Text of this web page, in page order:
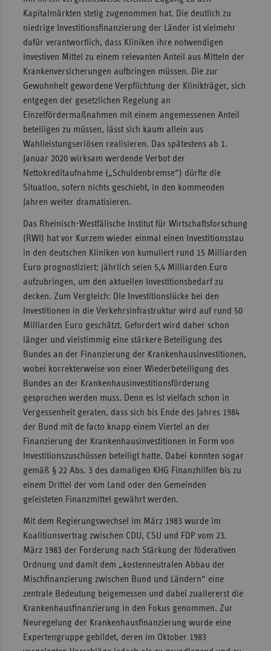
Kapitalmärkten stetig zugenommen hat. Die deutlich zu
niedrige Investitionsfinanzierung der Länder ist vielmehr
dafür verantwortlich, dass Kliniken ihre notwendigen
investiven Mittel zu einem relevanten Anteil aus Mitteln der
Krankenversicherungen aufbringen müssen. Die zur
Gewohnheit gewordene Verpflichtung der Klinikträger, sich
entgegen der gesetzlichen Regelung an
Einzelfördermaßnahmen mit einem angemessenen Anteil
beteiligen zu müssen, lässt sich kaum allein aus
Wahlleistungserlösen realisieren. Das spätestens ab 1.
Januar 2020 wirksam werdende Verbot der
Nettokreditaufnahme („Schuldenbremse“) dürfte die
Situation, sofern nichts geschieht, in den kommenden
Jahren weiter dramatisieren.
Das Rheinisch-Westfälische Institut für Wirtschaftsforschung
(RWI) hat vor Kurzem wieder einmal einen Investitionsstau
in den deutschen Kliniken von kumuliert rund 15 Milliarden
Euro prognostiziert; jährlich seien 5,4 Milliarden Euro
aufzubringen, um den aktuellen Investitionsbedarf zu
decken. Zum Vergleich: Die Investitionslücke bei den
Investitionen in die Verkehrsinfrastruktur wird auf rund 50
Milliarden Euro geschätzt. Gefordert wird daher schon
länger und vielstimmig eine stärkere Beteiligung des
Bundes an der Finanzierung der Krankenhausinvestitionen,
wobei korrekterweise von einer Wiederbeteiligung des
Bundes an der Krankenhausinvestitionsförderung
gesprochen werden muss. Denn es ist vielfach schon in
Vergessenheit geraten, dass sich bis Ende des Jahres 1984
der Bund mit de facto knapp einem Viertel an der
Finanzierung der Krankenhausinvestitionen in Form von
Investitionszuschüssen beteiligt hatte. Dabei konnten sogar
gemäß § 22 Abs. 3 des damaligen KHG Finanzhilfen bis zu
einem Drittel der vom Land oder den Gemeinden
geleisteten Finanzmittel gewährt werden.
Mit dem Regierungswechsel im März 1983 wurde im
Koalitionsvertrag zwischen CDU, CSU und FDP vom 23.
März 1983 der Forderung nach Stärkung der föderativen
Ordnung und damit dem „kostenneutralen Abbau der
Mischfinanzierung zwischen Bund und Ländern“ eine
zentrale Bedeutung beigemessen und dabei zuallererst die
Krankenhausfinanzierung in den Fokus genommen. Zur
Neuregelung der Krankenhausfinanzierung wurde eine
Expertengruppe gebildet, deren im Oktober 1983